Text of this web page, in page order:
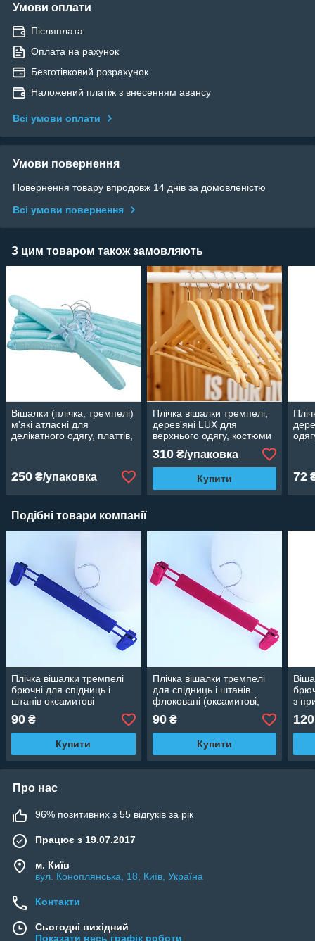
Умови оплати
Післяплата
Оплата на рахунок
Безготівковий розрахунок
Наложений платіж з внесенням авансу
Всі умови оплати
Умови повернення
Повернення товару впродовж 14 днів за домовленістю
Всі умови повернення
З цим товаром також замовляють
Вішалки (плічка, тремпелі)
м'які атласні для
делікатного одягу, платтів,
250 ₴/упаковка
Плічка вішалки тремпелі,
дерев'яні LUX для
верхнього одягу, костюми
лаковані 5 шт., 44 см
310₴/упаковка
Купити 72
Подібні товари компанії
Плічка вішалки тремпелі
брючні для спідниць і
штанів оксамитові
(флоковані) з прищіпками
сині, 33 см
90 ₴
Купити
Плічка вішалки тремпелі
для спідниць і штанів
флоковані (оксамитові,
90₴
Купити
з
120
Про нас
96% позитивних з 55 відгуків за рік
Працює з 19.07.2017
м. Київ
вул. Коноплянська, 18, Київ, Україна
Контакти
Сьогодні вихідний
Показати весь графік роботи